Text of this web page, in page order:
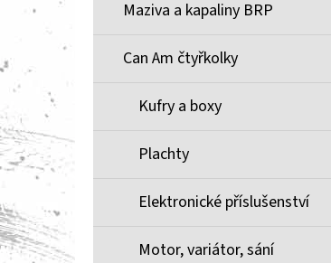
Maziva a kapaliny BRP
Can Am čtyřkolky
Kufry a boxy
Plachty
Elektronické příslušenství
Motor, variátor, sání
BRZDOVÉ DESTIČKY ZE SLINUTÉHO KOVU
1 100 Kč